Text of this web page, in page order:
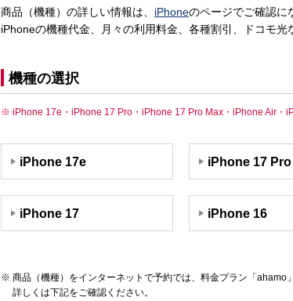
商品（機種）の詳しい情報は、 iPhoneのページでご確認に
iPhoneの機種代金、月々の利用料金、各種割引、ドコモ
機種の選択
iPhone 17e・iPhone 17 Pro・iPhone 17 Pro Max・iPhone Air・
iPhone 17e iPhone 17 Pro
iPhone 17 iPhone 16
商品（機種）をインターネットで予約では、料金プラン「ahamo
詳しくは下記をご確認ください。